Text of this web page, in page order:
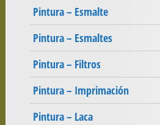
Pintura – Esmalte
Pintura – Esmaltes
Pintura – Filtros
Pintura – Imprimación
Pintura – Laca